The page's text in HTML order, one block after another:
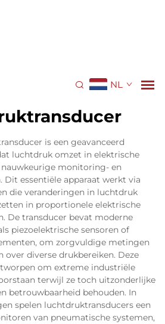
NL
is een geavanceerd
luchtdruk omzet in elektrische
monitoring- en
Dit essentiële apparaat werkt via
die veranderingen in luchtdruk
in proportionele elektrische
De transducer bevat moderne
piezoelektrische sensoren of
om zorgvuldige metingen
over diverse drukbereiken. Deze
om extreme industriële
terwijl ze toch uitzonderlijke
betrouwbaarheid behouden. In
spelen luchtdruktransducers een
van pneumatische systemen,